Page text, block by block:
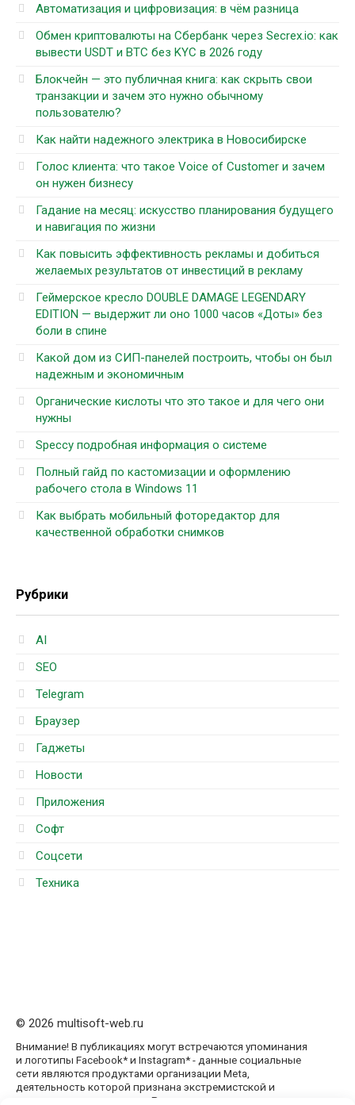
Автоматизация и цифровизация: в чём разница
Обмен криптовалюты на Сбербанк через Secrex.io: как
вывести USDT и BTC без KYC в 2026 году
Блокчейн — это публичная книга: как скрыть свои
транзакции и зачем это нужно обычному
пользователю?
Как найти надежного электрика в Новосибирске
Голос клиента: что такое Voice of Customer и зачем
он нужен бизнесу
Гадание на месяц: искусство планирования будущего
и навигация по жизни
Как повысить эффективность рекламы и добиться
желаемых результатов от инвестиций в рекламу
Геймерское кресло DOUBLE DAMAGE LEGENDARY
EDITION — выдержит ли оно 1000 часов «Доты» без
боли в спине
Какой дом из СИП-панелей построить, чтобы он был
надежным и экономичным
Органические кислоты что это такое и для чего они
нужны
Speccy подробная информация о системе
Полный гайд по кастомизации и оформлению
рабочего стола в Windows 11
Как выбрать мобильный фоторедактор для
качественной обработки снимков
Рубрики
AI
SEO
Telegram
Браузер
Гаджеты
Новости
Приложения
Софт
Соцсети
Техника
© 2026 multisoft-web.ru
Внимание! В публикациях могут встречаются упоминания
и логотипы Facebook* и Instagram* - данные социальные
сети являются продуктами организации Meta,
деятельность которой признана экстремистской и
запрещена на территории России